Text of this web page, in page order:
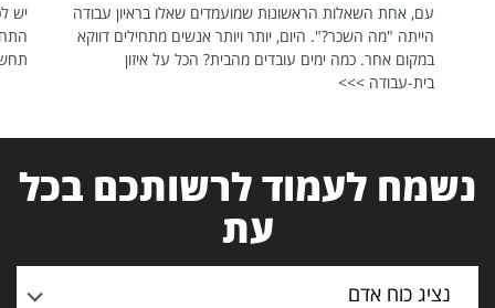
עם, אחת השאלות הראשונות שמועמדים שאלו בראיון עבודה
הייתה "מה השכר?". היום, יותר ויותר אנשים מתחילים דווקא
במקום אחר. כמה ימים עובדים מהבית? הכל על איזון
בית-עבודה >>>
יש
נשמח לעמוד לרשותכם בכל
עת
נציג כוח אדם